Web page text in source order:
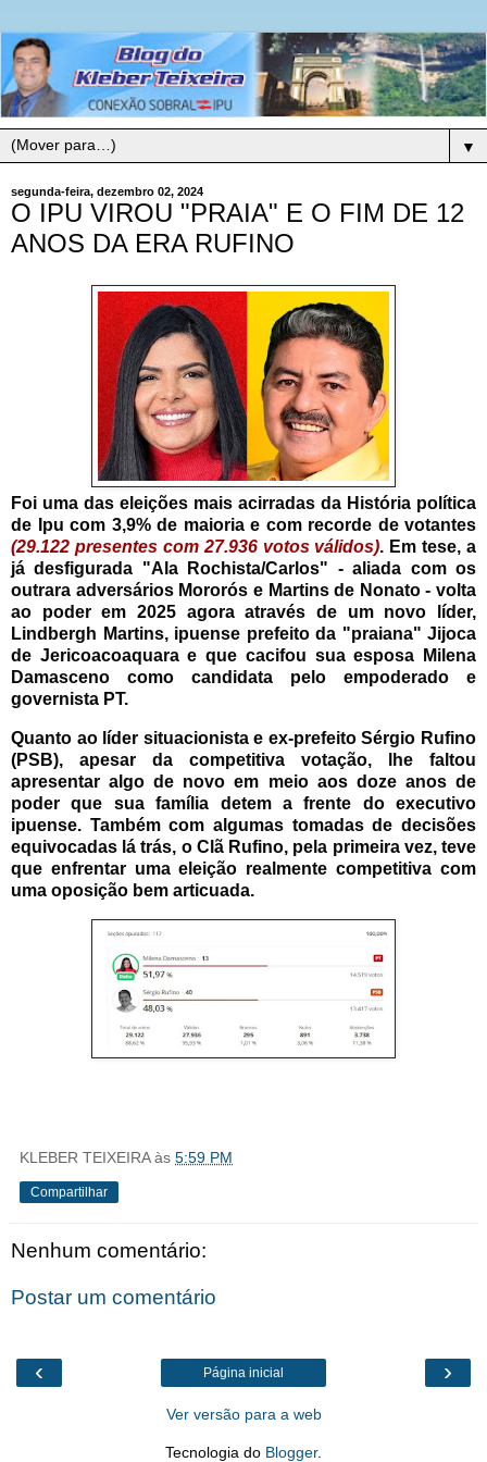
▼
segunda-feira, dezembro 02, 2024
O IPU VIROU "PRAIA" E O FIM DE 12
ANOS DA ERA RUFINO
Foi uma das eleições mais acirradas da História política
de Ipu com 3,9% de maioria e com recorde de votantes
(29.122 presentes com 27.936 votos válidos). Em tese, a
já desfigurada "Ala Rochista/Carlos" - aliada com os
outrara adversários Mororós e Martins de Nonato - volta
ao poder em 2025 agora através de um novo líder,
Lindbergh Martins, ipuense prefeito da "praiana" Jijoca
de Jericoacoaquara e que cacifou sua esposa Milena
Damasceno como candidata pelo empoderado e
governista PT.
Quanto ao líder situacionista e ex-prefeito Sérgio Rufino
(PSB), apesar da competitiva votação, lhe faltou
apresentar algo de novo em meio aos doze anos de
poder que sua família detem a frente do executivo
ipuense. Também com algumas tomadas de decisões
equivocadas lá trás, o Clã Rufino, pela primeira vez, teve
que enfrentar uma eleição realmente competitiva com
uma oposição bem articuada.
KLEBER TEIXEIRA às 5:59 PM
Compartilhar
Nenhum comentário:
Postar um comentário
‹ ›
Página inicial
Ver versão para a web
Tecnologia do Blogger.